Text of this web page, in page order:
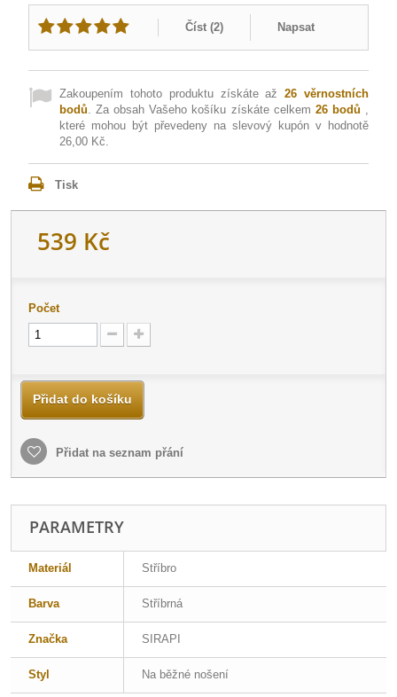
Číst (2) Napsat
Zakoupením tohoto produktu získáte až26 věrnostních
bodů. Za obsah Vašeho košíku získáte celkem 26bodů ,
které mohou být převedeny na slevový kupón v hodnotě
26,00 Kč.
Tisk
539 Kč
Počet
Přidat do košíku
Přidat na seznam přání
PARAMETRY
Materiál Stříbro
Barva Stříbrná
Značka SIRAPI
Styl Na běžné nošení